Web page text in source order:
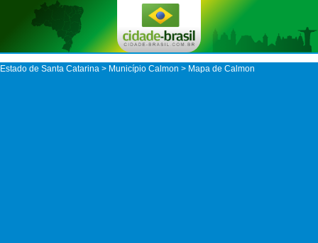
Estado de Santa Catarina > Município Calmon > Mapa de Calmon